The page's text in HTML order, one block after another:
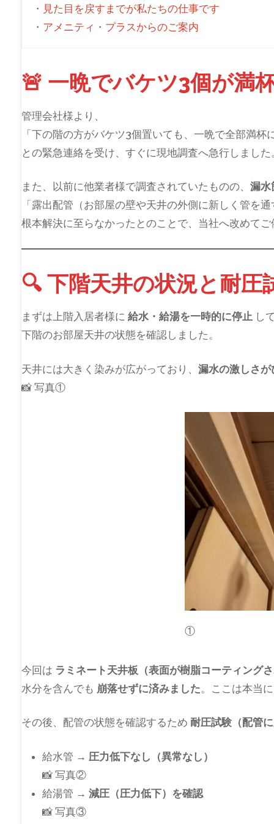
・ 見た目を戻すまでが私たちの仕事です
・ アメニティ・プラスからのご案内
🚨 一晩でバケツ3個が満
管理会社様より、
「下の階の方がバケツ3個置いても、一晩で全部満
との緊急連絡を受け、すぐに現地調査へ急行しました
また、以前に他業者様で調査されていたものの、 漏水
「露出配管（お部屋の壁や天井の外側に新しく管を
根本解決に至らなかったとのことで、当社へ改めて
🔍 下階天井の状況と耐圧
まずは上階入居者様に 給水・給湯を一時的に停止 し
下階のお部屋天井の状態を確認しました。
天井には大きく染みが広がっており、 漏水の激しさ
📸 写真①
①
今回は ラミネート天井板（表面が樹脂コーティング
水分を含んでも 崩落せずに済みました。ここは本当
その後、配管の状態を確認するため 耐圧試験（配管
給水管 → 圧力低下なし（異常なし）
📸 写真②
給湯管 → 減圧（圧力低下）を確認
📸 写真③